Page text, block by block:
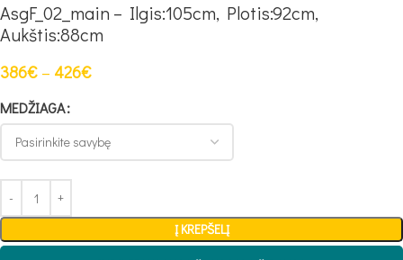
AsgF_02_main – Ilgis:105cm, Plotis:92cm,
Aukštis:88cm
386€ – 426€
MEDŽIAGA
Į KREPŠELĮ